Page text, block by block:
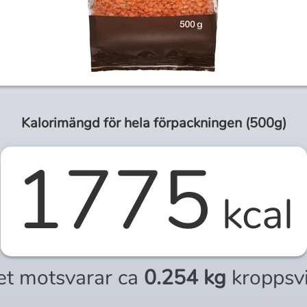
Kalorimängd förhela förpackningen (500g)
1775 kcal
motsvarar ca 0.254 kg